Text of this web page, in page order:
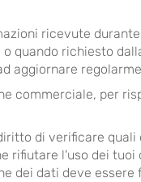
ricevute
quando richiesto
aggiornare
commerciale, per
di verificare
rifiutare l'uso dei
dei dati deve